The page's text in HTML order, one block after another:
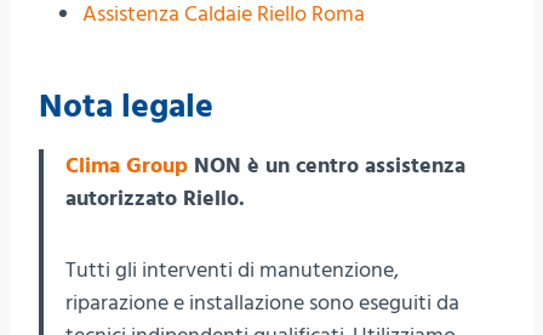
Assistenza Caldaie Riello Roma
Nota legale
Clima Group NON è un centro assistenza
autorizzato Riello.
Tutti gli interventi di manutenzione,
riparazione e installazione sono eseguiti da